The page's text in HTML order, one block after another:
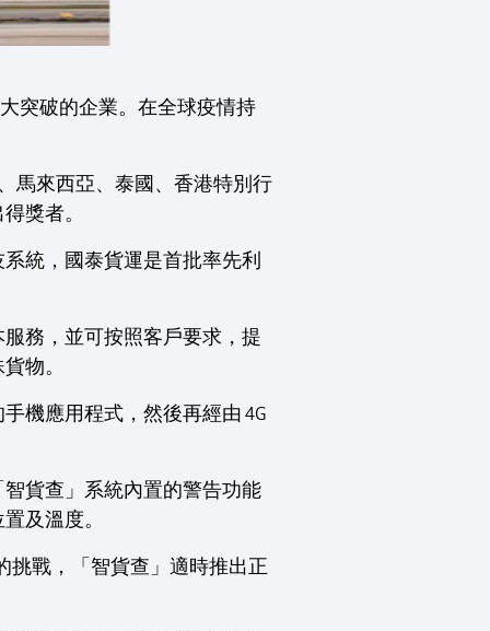
突破的企業。在全球疫情持
馬來西亞、泰國、香港特別行
獎者。
統，國泰貨運是首批率先利
務，並可按照客戶要求，提
物。
機應用程式，然後再經由 4G
貨查」系統內置的警告功能
及溫度。
挑戰，「智貨查」適時推出正